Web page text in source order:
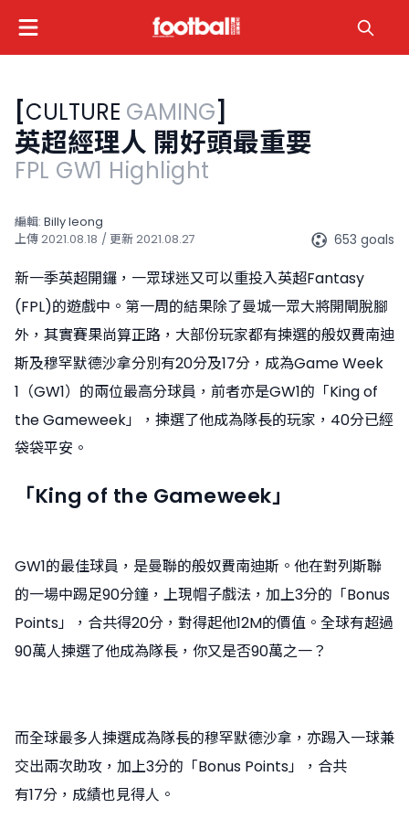
[CULTURE GAMING]
英超經理人 開好頭最重要
FPL GW1 Highlight
編輯: Billy Ieong
上傳2021.08.18 / 更新2021.08.27 653 goals
新一季英超開鑼，一眾球迷又可以重投入英超Fantasy
(FPL)的遊戲中。第一周的結果除了曼城一眾大將開閘脫腳
外，其實賽果尚算正路，大部份玩家都有揀選的般奴費南迪
斯及穆罕默德沙拿分別有20分及17分，成為Game Week
1（GW1）的兩位最高分球員，前者亦是GW1的「King of
the Gameweek」，揀選了他成為隊長的玩家，40分已經
袋袋平安。
「King of the Gameweek」
GW1的最佳球員，是曼聯的般奴費南迪斯。他在對列斯聯
的一場中踢足90分鐘，上現帽子戲法，加上3分的「Bonus
Points」，合共得20分，對得起他12M的價值。全球有超過
90萬人揀選了他成為隊長，你又是否90萬之一？
而全球最多人揀選成為隊長的穆罕默德沙拿，亦踢入一球兼
交出兩次助攻，加上3分的「Bonus Points」，合共
有17分，成績也見得人。